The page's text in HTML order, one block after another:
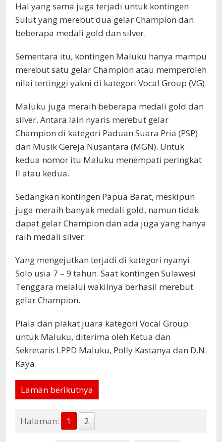
Hal yang sama juga terjadi untuk kontingen
Sulut yang merebut dua gelar Champion dan
beberapa medali gold dan silver.
Sementara itu, kontingen Maluku hanya mampu
merebut satu gelar Champion atau memperoleh
nilai tertinggi yakni di kategori Vocal Group (VG).
Maluku juga meraih beberapa medali gold dan
silver. Antara lain nyaris merebut gelar
Champion di kategori Paduan Suara Pria (PSP)
dan Musik Gereja Nusantara (MGN). Untuk
kedua nomor itu Maluku menempati peringkat
II atau kedua.
Sedangkan kontingen Papua Barat, meskipun
juga meraih banyak medali gold, namun tidak
dapat gelar Champion dan ada juga yang hanya
raih medali silver.
Yang mengejutkan terjadi di kategori nyanyi
Solo usia 7 – 9 tahun. Saat kontingen Sulawesi
Tenggara melalui wakilnya berhasil merebut
gelar Champion.
Piala dan plakat juara kategori Vocal Group
untuk Maluku, diterima oleh Ketua dan
Sekretaris LPPD Maluku, Polly Kastanya dan D.N.
Kaya.
Laman berikutnya
Halaman: 1 2